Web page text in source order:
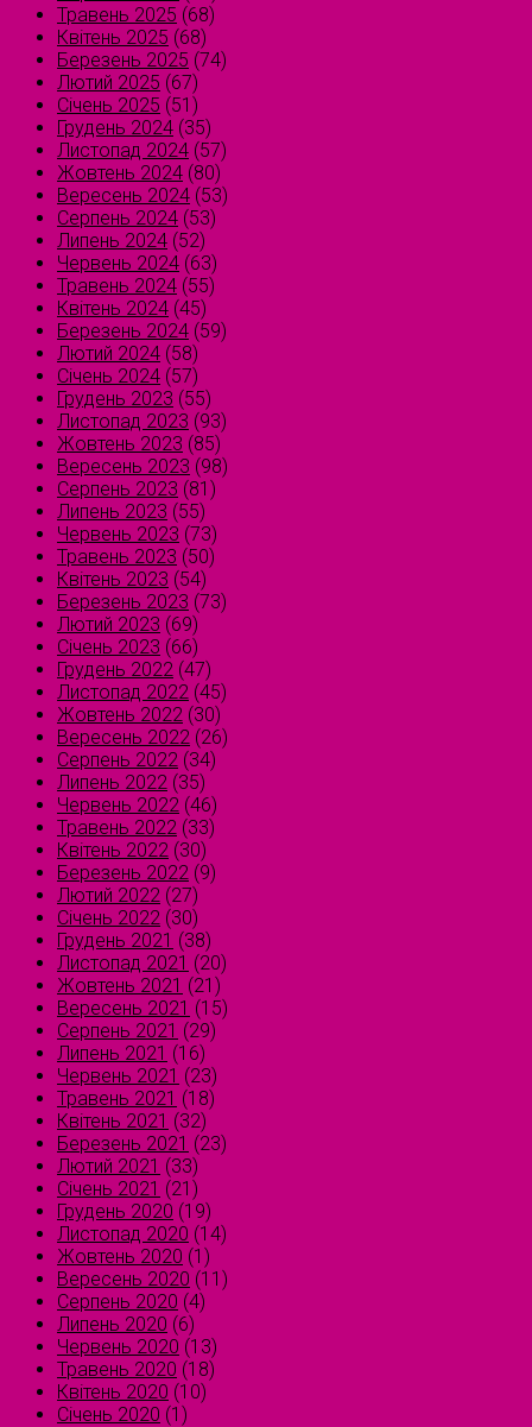
Травень 2025 (68)
Квітень 2025 (68)
Березень 2025 (74)
Лютий 2025 (67)
Січень 2025 (51)
Грудень 2024 (35)
Листопад 2024 (57)
Жовтень 2024 (80)
Вересень 2024 (53)
Серпень 2024 (53)
Липень 2024 (52)
Червень 2024 (63)
Травень 2024 (55)
Квітень 2024 (45)
Березень 2024 (59)
Лютий 2024 (58)
Січень 2024 (57)
Грудень 2023 (55)
Листопад 2023 (93)
Жовтень 2023 (85)
Вересень 2023 (98)
Серпень 2023 (81)
Липень 2023 (55)
Червень 2023 (73)
Травень 2023 (50)
Квітень 2023 (54)
Березень 2023 (73)
Лютий 2023 (69)
Січень 2023 (66)
Грудень 2022 (47)
Листопад 2022 (45)
Жовтень 2022 (30)
Вересень 2022 (26)
Серпень 2022 (34)
Липень 2022 (35)
Червень 2022 (46)
Травень 2022 (33)
Квітень 2022 (30)
Березень 2022 (9)
Лютий 2022 (27)
Січень 2022 (30)
Грудень 2021 (38)
Листопад 2021 (20)
Жовтень 2021 (21)
Вересень 2021 (15)
Серпень 2021 (29)
Липень 2021 (16)
Червень 2021 (23)
Травень 2021 (18)
Квітень 2021 (32)
Березень 2021 (23)
Лютий 2021 (33)
Січень 2021 (21)
Грудень 2020 (19)
Листопад 2020 (14)
Жовтень 2020 (1)
Вересень 2020 (11)
Серпень 2020 (4)
Липень 2020 (6)
Червень 2020 (13)
Травень 2020 (18)
Квітень 2020 (10)
Січень 2020 (1)